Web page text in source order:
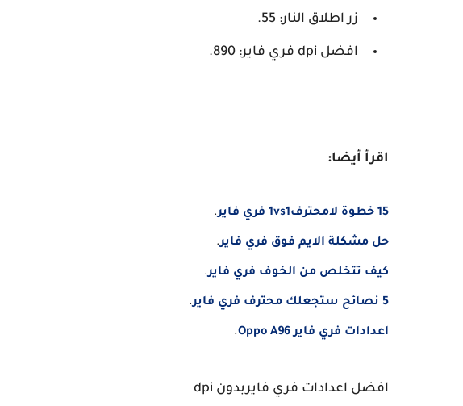
زر اطلاق النار: 55.
افضل dpi فري فاير: 890.
اقرأ أيضا:
15 خطوة لامحترف1vs1 فري فاير .
حل مشكلة الايم فوق فري فاير.
كيف تتخلص من الخوف فري فاير.
5 نصائح ستجعلك محترف فري فاير .
اعدادات فري فاير Oppo A96 .
افضل اعدادات فري فايربدون dpi